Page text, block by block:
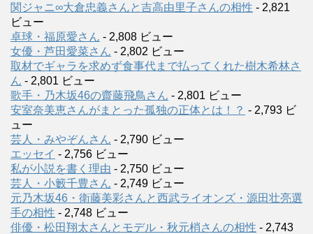
関ジャニ∞大倉忠義さんと吉高由里子さんの相性 - 2,821
ビュー
卓球・福原愛さん - 2,808 ビュー
女優・芦田愛菜さん - 2,802 ビュー
取材でギャラを求めず食事代まで払ってくれた樹木希林さ
ん - 2,801 ビュー
歌手・乃木坂46の齋藤飛鳥さん - 2,801 ビュー
安室奈美恵さんがまとった孤独の正体とは！？ - 2,793 ビ
ュー
芸人・みやぞんさん - 2,790 ビュー
エッセイ - 2,756 ビュー
私が小説を書く理由 - 2,750 ビュー
芸人・小籔千豊さん - 2,749 ビュー
元乃木坂46・衛藤美彩さんと西武ライオンズ・源田壮亮選
手の相性 - 2,748 ビュー
俳優・松田翔太さんとモデル・秋元梢さんの相性 - 2,743